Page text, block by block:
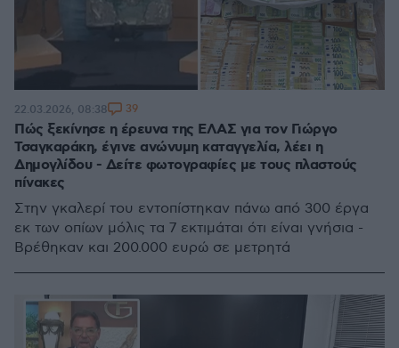
Πώς ξεκίνησε η έρευνα της ΕΛΑΣ για τον Γιώργο
Τσαγκαράκη, έγινε ανώνυμη καταγγελία, λέει η
Δημογλίδου - Δείτε φωτογραφίες με τους πλαστούς
πίνακες
Στην γκαλερί του εντοπίστηκαν πάνω από 300 έργα
εκ των οπίων μόλις τα 7 εκτιμάται ότι είναι γνήσια -
Βρέθηκαν και 200.000 ευρώ σε μετρητά
22.03.2026, 08:38 39